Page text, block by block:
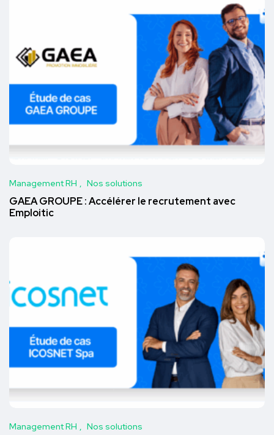
Management RH Nos solutions
GAEA GROUPE : Accélérer le recrutement avec
Emploitic
Management RH Nos solutions